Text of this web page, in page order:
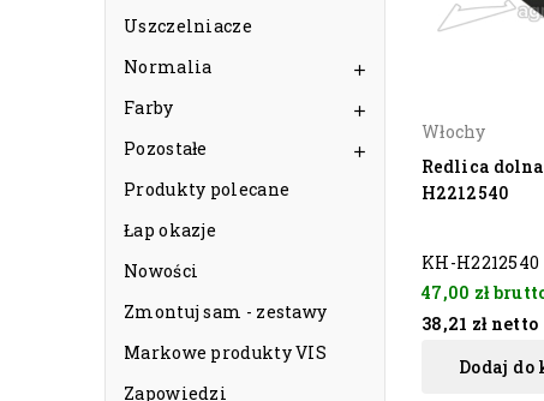
Uszczelniacze
Normalia

Farby 
Pozostałe 
Produkty polecane
Łap okazje
Nowości
Zmontuj sam - zestawy
Markowe produkty VIS
Zapowiedzi
Włochy
Redlica dolna
H2212540
KH-H2212540
47,00 zł
38,21 zł netto
Dodaj do